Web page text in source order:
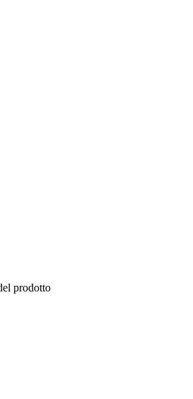
prodotto